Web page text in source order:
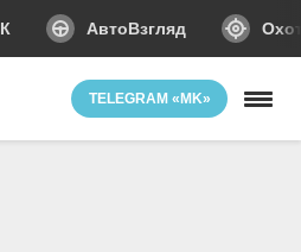
АвтоВзгляд
TELEGRAM «MK»